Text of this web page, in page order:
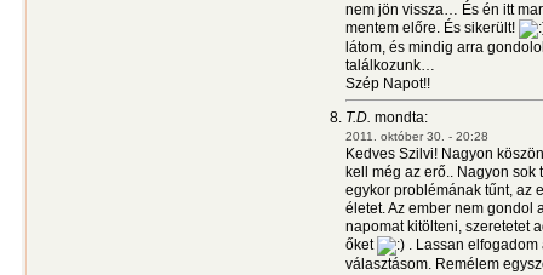
nem jön vissza… És én itt
mentem előre. És sikerült!
látom, és mindig arra
találkozunk…
Szép Napot!!
T.D. mondta:
2011. október 30. - 20:28
Kedves Szilvi! Nagyon
kell még az erő.. Nagyon sok
egykor problémának tűnt, az
életet. Az ember nem gondol
napomat kitölteni, szeretetet
őket
. Lassan
választásom. Remélem